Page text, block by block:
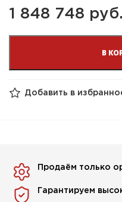
1 848 748 руб.
В
Добавить в
Продаём только
Гарантируем